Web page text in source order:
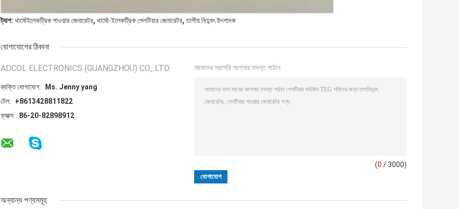
ট্যাগ: থার্মোইলেকট্রিক পাওয়ার জেনারেটর, থার্মো-ইলেকট্রিক পেলটিয়ার জেনারেটর, তাপীয় বিদ্যুৎ উৎপাদক
যোগাযোগের ঠিকানা
ADCOL ELECTRONICS (GUANGZHOU) CO., LTD.
ব্যক্তি যোগাযোগ:
Ms. Jenny yang
টেল:
+8613428811822
ফ্যাক্স:
86-20-82898912
আমাদের সরাসরি আপনার তদন্ত পাঠান
(0 / 3000)
অন্যান্য পণ্যসমূহ